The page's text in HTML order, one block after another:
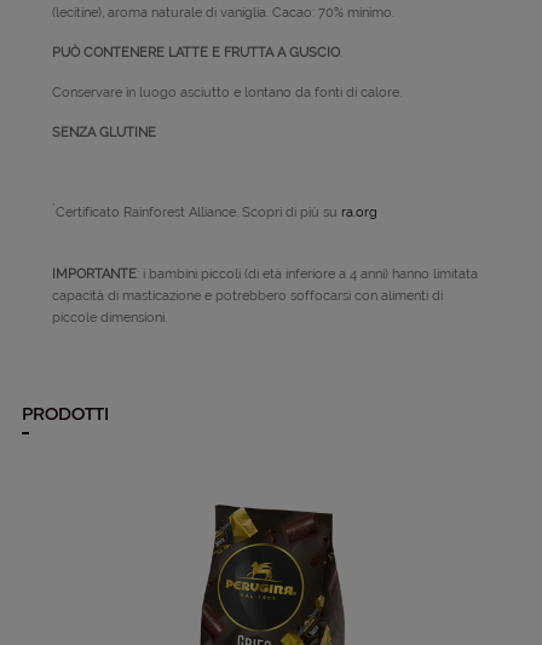
(lecitine), aroma naturale di vaniglia. Cacao: 70% minimo.
PUÒ CONTENERE LATTE E FRUTTA A GUSCIO.
Conservare in luogo asciutto e lontano da fonti di calore.
SENZA GLUTINE
*Certificato Rainforest Alliance. Scopri di più su ra.org
IMPORTANTE: i bambini piccoli (di età inferiore a 4 anni) hanno limitata
capacità di masticazione e potrebbero soffocarsi con alimenti di
piccole dimensioni.
PRODOTTI